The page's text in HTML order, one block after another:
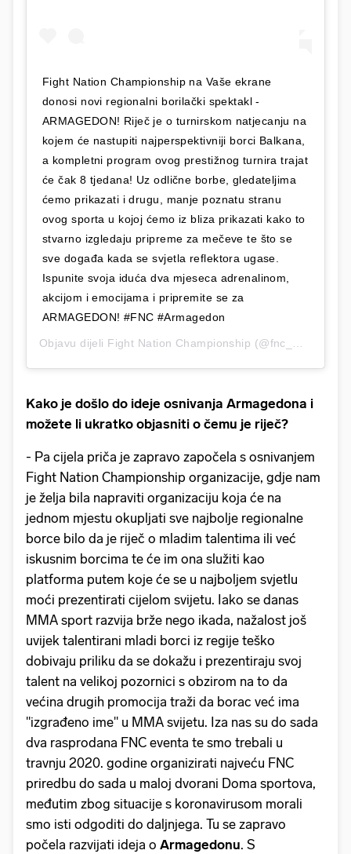
Fight Nation Championship na Vaše ekrane
donosi novi regionalni borilački spektakl -
ARMAGEDON! Riječ je o turnirskom natjecanju na
kojem će nastupiti najperspektivniji borci Balkana,
a kompletni program ovog prestižnog turnira trajat
će čak 8 tjedana! Uz odlične borbe, gledateljima
ćemo prikazati i drugu, manje poznatu stranu
ovog sporta u kojoj ćemo iz bliza prikazati kako to
stvarno izgledaju pripreme za mečeve te što se
sve događa kada se svjetla reflektora ugase.
Ispunite svoja iduća dva mjeseca adrenalinom,
akcijom i emocijama i pripremite se za
ARMAGEDON! #FNC #Armagedon
Objavu dijeli Fight Nation Championship (@fnc_mma)
Kako je došlo do ideje osnivanja Armagedona i
možete li ukratko objasniti o čemu je riječ?
- Pa cijela priča je zapravo započela s osnivanjem
Fight Nation Championship organizacije, gdje nam
je želja bila napraviti organizaciju koja će na
jednom mjestu okupljati sve najbolje regionalne
borce bilo da je riječ o mladim talentima ili već
iskusnim borcima te će im ona služiti kao
platforma putem koje će se u najboljem svjetlu
moći prezentirati cijelom svijetu. Iako se danas
MMA sport razvija brže nego ikada, nažalost još
uvijek talentirani mladi borci iz regije teško
dobivaju priliku da se dokažu i prezentiraju svoj
talent na velikoj pozornici s obzirom na to da
većina drugih promocija traži da borac već ima
"izgrađeno ime" u MMA svijetu. Iza nas su do sada
dva rasprodana FNC eventa te smo trebali u
travnju 2020. godine organizirati najveću FNC
priredbu do sada u maloj dvorani Doma sportova,
međutim zbog situacije s koronavirusom morali
smo isti odgoditi do daljnjega. Tu se zapravo
počela razvijati ideja o Armagedonu. S